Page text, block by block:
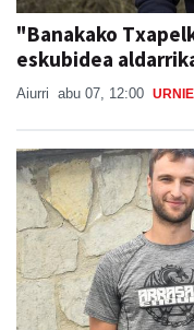
"Banakako
eskubidea
Aiurri abu 07, 12:00